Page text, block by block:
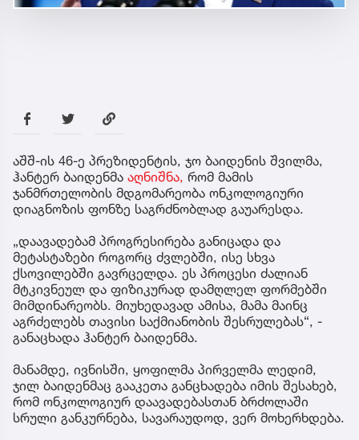
აშშ-ის 46-ე პრეზიდენტის, ჯო ბაიდენის შვილმა,
ჰანტერ ბაიდენმა აღნიშნა, რომ მამის
ჯანმრთელობის მდგომარეობა ონკოლოგიური
დიაგნოზის ფონზე საგრძნობლად გაუარესდა.
„დაავადებამ პროგრესირება განიცადა და
მეტასტაზები როგორც ძვლებში, ისე სხვა
ქსოვილებში გავრცელდა. ეს პროცესი ძალიან
მტკივნეულ და ფიზიკურად დამღლელ ფორმებში
მიმდინარეობს. მიუხედავად ამისა, მამა მაინც
აგრძელებს თავისი საქმიანობის შესრულებას“, -
განაცხადა ჰანტერ ბაიდენმა.
მანამდე, ივნისში, ყოფილმა პირველმა ლედიმ,
ჯილ ბაიდენმაც გააკეთა განცხადება იმის შესახებ,
რომ ონკოლოგიურ დაავადებასთან ბრძოლაში
სრული განკურნება, სავარაუდოდ, ვერ მოხერხდება.